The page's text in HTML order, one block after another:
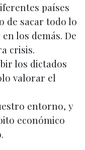
países
de sacar todo lo
los demás. De
crisis.
los dictados
valorar el
entorno, y
económico